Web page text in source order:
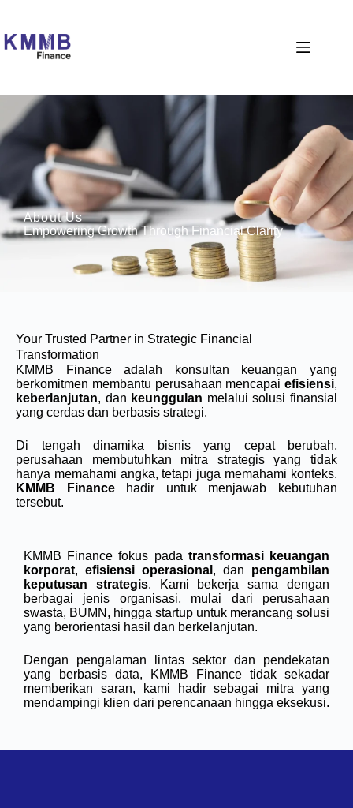
About Us
Empowering Growth Through Financial Clarity
Your Trusted Partner in Strategic Financial
Transformation
KMMB Finance adalah konsultan keuangan yang
berkomitmen membantu perusahaan mencapai efisiensi,
keberlanjutan, dan keunggulan melalui solusi finansial
yang cerdas dan berbasis strategi.
Di tengah dinamika bisnis yang cepat berubah,
perusahaan membutuhkan mitra strategis yang tidak
hanya memahami angka, tetapi juga memahami konteks.
KMMB Financehadir untuk menjawab kebutuhan
tersebut.
KMMB Finance fokus pada transformasi keuangan
korporat, efisiensi operasional , dan pengambilan
keputusan strategis. Kami bekerja sama dengan
berbagai jenis organisasi, mulai dari perusahaan
swasta, BUMN, hingga startup untuk merancang solusi
yang berorientasi hasil dan berkelanjutan.
Dengan pengalaman lintas sektor dan pendekatan
yang berbasis data, KMMB Finance tidak sekadar
memberikan saran, kami hadir sebagai mitra yang
mendampingi klien dari perencanaan hingga eksekusi.